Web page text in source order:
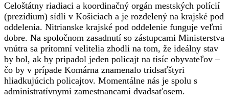
Celoštátny riadiaci a koordinačný orgán mestských polícií
(prezídium) sídli v Košiciach a je rozdelený na krajské pod
oddelenia. Nitrianske krajské pod oddelenie funguje veľmi
dobre. Na spoločnom zasadnutí so zástupcami Ministerstva
vnútra sa prítomní velitelia zhodli na tom, že ideálny stav
by bol, ak by pripadol jeden policajt na tisíc obyvateľov –
čo by v prípade Komárna znamenalo tridsaťštyri
hliadkujúcich policajtov. Momentálne nás je spolu s
administratívnymi zamestnancami dvadsaťosem.